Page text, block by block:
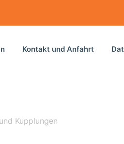
Kontakt und Anfahrt
Kupplungen